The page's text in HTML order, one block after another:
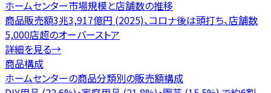
ホームセンター市場規模と店舗数の推移
商品販売額3兆3,917億円 (2025)、コロナ後は頭打ち、店舗数
5,000店超のオーバーストア
詳細を見る→
商品構成
ホームセンターの商品分類別の販売額構成